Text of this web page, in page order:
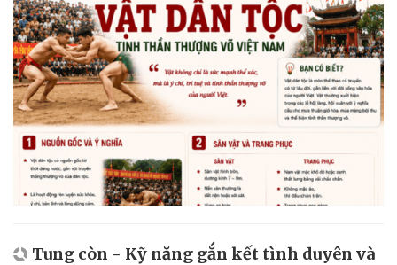
Tung còn - Kỹ năng gắn kết tình duyên và